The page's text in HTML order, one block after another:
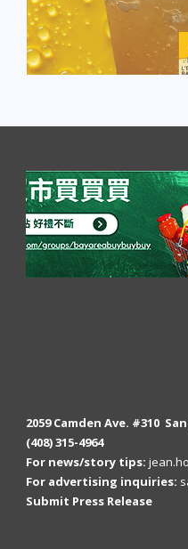
2059 Camden Ave. #310 San
(408) 315-4964
For news/story tips:
For advertising inquiries:
Submit Press Release